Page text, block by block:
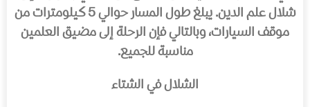
شلال علم الدين. يبلغ طول المسار حوالي 5 كيلومترات من
موقف السيارات، وبالتالي فإن الرحلة إلى مضيق العلمين
مناسبة للجميع.
الشلال في الشتاء